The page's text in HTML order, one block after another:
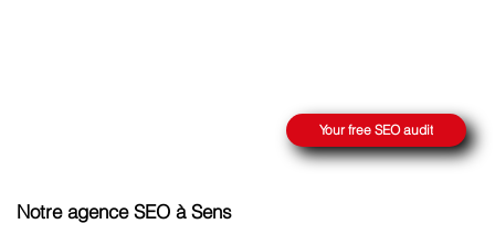
Your free SEO audit
Notre agence SEO à Sens